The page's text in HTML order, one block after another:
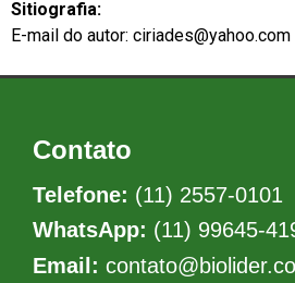
Sitiografia:
E-mail do autor: ciriades@yahoo.com
Contato
Telefone: (11) 2557-0101
WhatsApp: (11) 99645-
Email: